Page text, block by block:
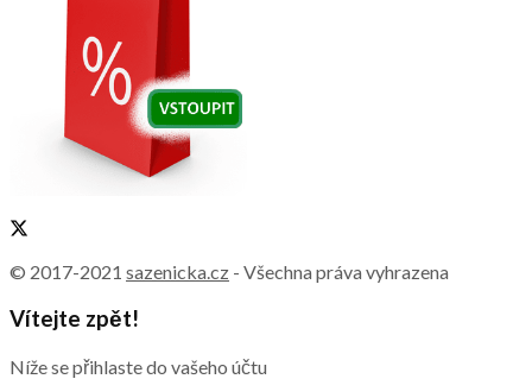
© 2017-2021 sazenicka.cz - Všechna práva vyhrazena
Vítejte zpět!
Níže se přihlaste do vašeho účtu